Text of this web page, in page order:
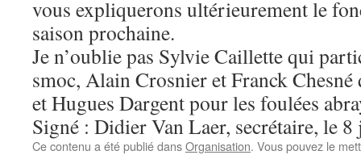
vous expliquerons ultérieurement le
saison prochaine.
Je n’oublie pas Sylvie Caillette qui
smoc, Alain Crosnier et Franck
et Hugues Dargent pour les foulées
Signé : Didier Van Laer, secrétaire, le
Ce contenu a été publié dansOrganisation. Vous pouvez le